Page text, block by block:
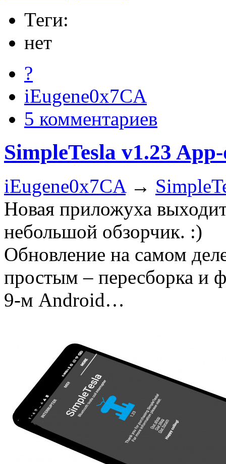
Теги:
нет
?
iEugene0x7CA
5 комментариев
SimpleTesla v1.23
iEugene0x7CA→
Новая приложуха
небольшой обзорчик. :)
Обновление на самом
простым – пересборка и
9-м Android…